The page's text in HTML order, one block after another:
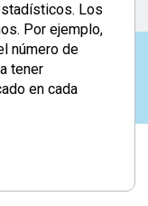
Los
Por ejemplo,
número de
tener
en cada